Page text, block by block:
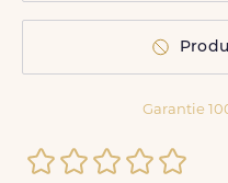
Garantie